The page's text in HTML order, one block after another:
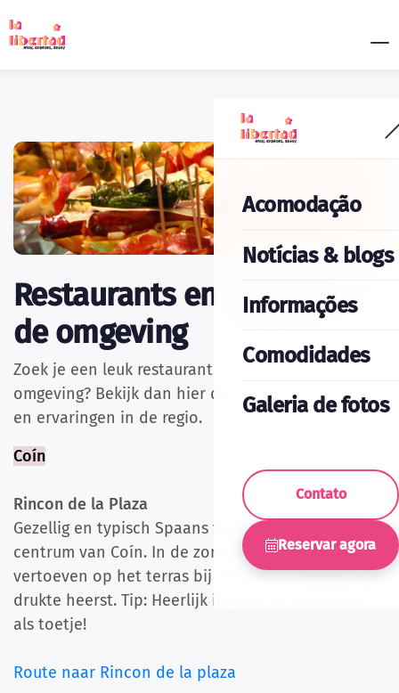
Acomodação
Notícias & blogs
Informações
Comodidades
Galeria de fotos
Contato
Reservar agora
Restaurants en uitgaan in
de omgeving
Zoek je een leuk restaurant of terrasje in de
omgeving? Bekijk dan hier de lijst met onze tips
en ervaringen in de regio.
Coín
Rincon de la Plaza
Gezellig en typisch Spaans tapas restaurant in het
centrum van Coín. In de zomeravonden heerlijk
vertoeven op het terras bij de kerk waar gezellige
drukte heerst. Tip: Heerlijk ijsje bij de overburen
als toetje!
Route naar Rincon de la plaza